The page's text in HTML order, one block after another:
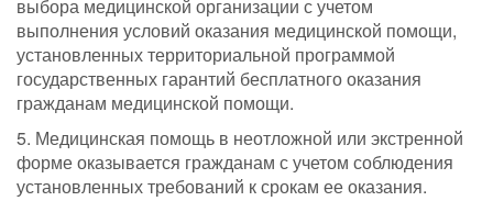
выбора медицинской организации с учетом
выполнения условий оказания медицинской помощи,
установленных территориальной программой
государственных гарантий бесплатного оказания
гражданам медицинской помощи.
5. Медицинская помощь в неотложной или экстренной
форме оказывается гражданам с учетом соблюдения
установленных требований к срокам ее оказания.